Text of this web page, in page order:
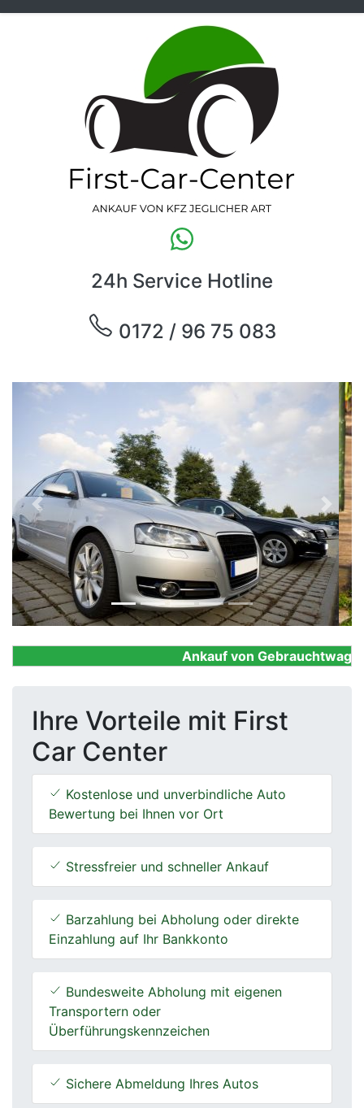
24h Service Hotline
0172 / 96 75 083
Previous Next
Ankauf von
Ihre Vorteile mit First
Car Center
Kostenlose und unverbindliche Auto
Bewertung bei Ihnen vor Ort
Stressfreier und schneller Ankauf
Barzahlung bei Abholung oder direkte
Einzahlung auf Ihr Bankkonto
Bundesweite Abholung mit eigenen
Transportern oder
Überführungskennzeichen
Sichere Abmeldung Ihres Autos